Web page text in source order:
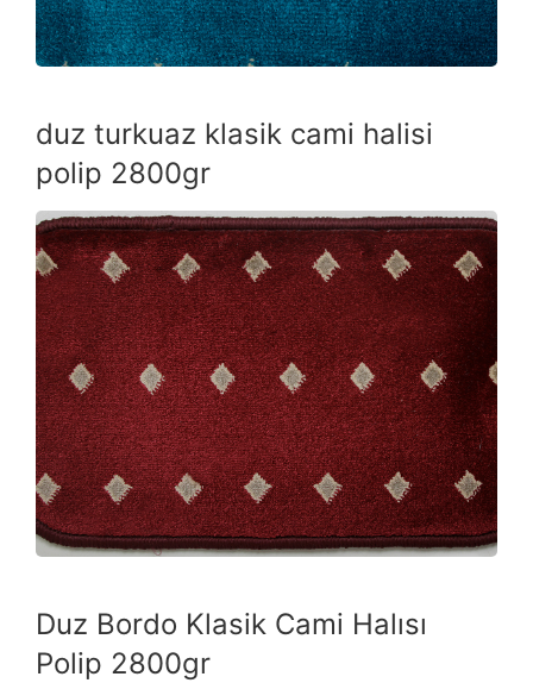
duz turkuaz klasik cami halisi
polip 2800gr
Duz Bordo Klasik Cami Halısı
Polip 2800gr